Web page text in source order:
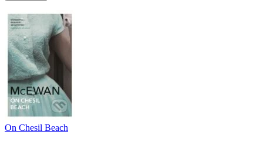
On Chesil Beach